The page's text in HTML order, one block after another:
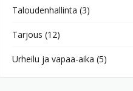
Taloudenhallinta (3)
Tarjous (12)
Urheilu ja vapaa-aika (5)